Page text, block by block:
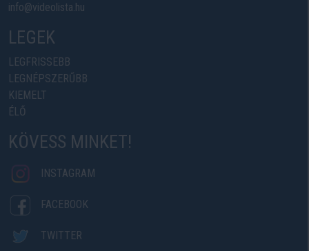
info@videolista.hu
LEGEK
LEGFRISSEBB
LEGNÉPSZERŰBB
KIEMELT
ÉLŐ
KÖVESS MINKET!
INSTAGRAM
FACEBOOK
TWITTER